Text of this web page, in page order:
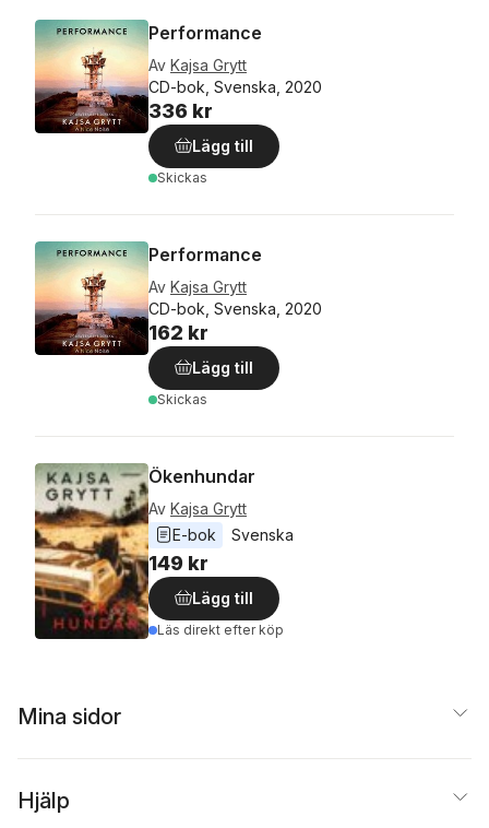
Performance
Av Kajsa Grytt
CD-bok, Svenska, 2020
336 kr
Lägg till
Skickas
Performance
Av Kajsa Grytt
CD-bok, Svenska, 2020
162 kr
Lägg till
Skickas
Ökenhundar
Av Kajsa Grytt
E-bok
Svenska
149 kr
Lägg till
Läs direkt efter köp
Mina sidor
Hjälp